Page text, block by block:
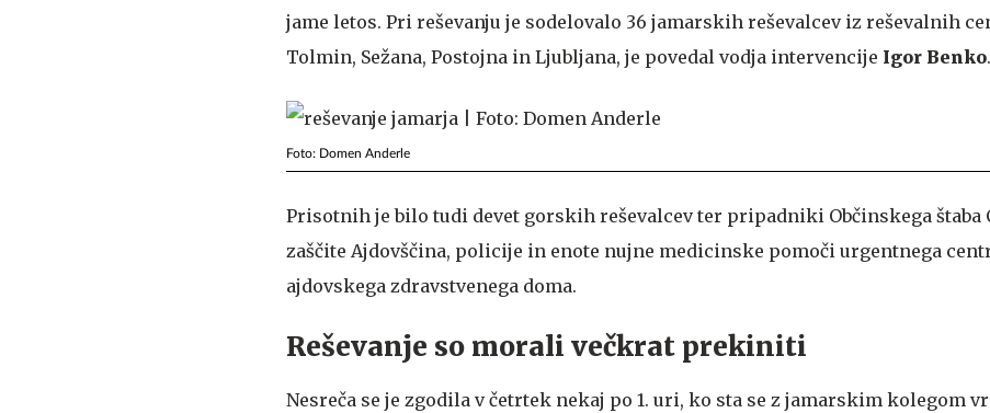
jame letos. Pri reševanju je sodelovalo 36 jamarskih reševalcev iz reševalnih
Tolmin, Sežana, Postojna in Ljubljana, je povedal vodja intervencije Igor Benko.
Foto: Domen Anderle
Prisotnih je bilo tudi devet gorskih reševalcev ter pripadniki Občinskega štaba
zaščite Ajdovščina, policije in enote nujne medicinske pomoči urgentnega
ajdovskega zdravstvenega doma.
Reševanje so morali večkrat prekiniti
Nesreča se je zgodila v četrtek nekaj po 1. uri, ko sta se z jamarskim kolegom